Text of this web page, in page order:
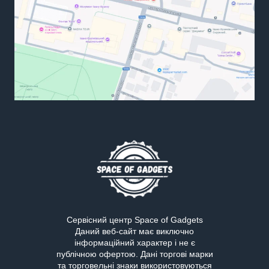
Сервісний центр Space of Gadgets
Даний веб-сайт має виключно
інформаційний характер і не є
публічною офертою. Дані торгові марки
та торговельні знаки використовуються